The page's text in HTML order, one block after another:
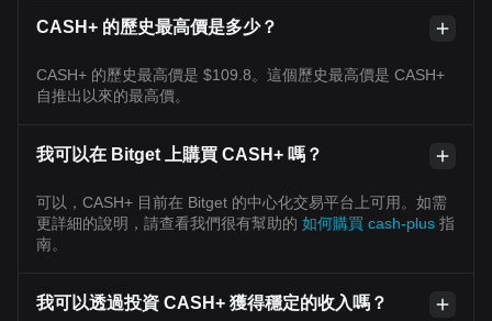
CASH+ 的歷史最高價是多少？
CASH+ 的歷史最高價是 $109.8。這個歷史最高價是 CASH+
自推出以來的最高價。
我可以在 Bitget 上購買 CASH+ 嗎？
可以，CASH+ 目前在 Bitget 的中心化交易平台上可用。如需
更詳細的說明，請查看我們很有幫助的 如何購買 cash-plus 指
南。
我可以透過投資 CASH+ 獲得穩定的收入嗎？